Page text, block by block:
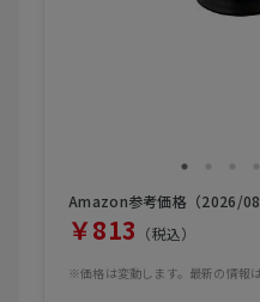
Amazon参考価格（2026/
￥813 （税込）
※価格は変動します。最新の情報